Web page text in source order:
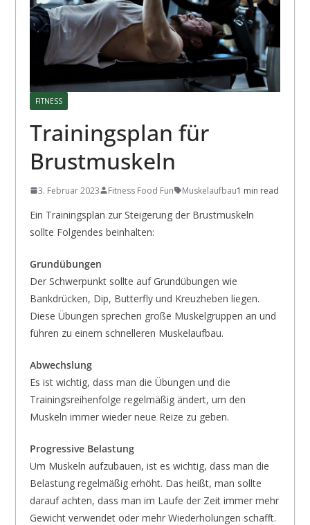
FITNESS
Trainingsplan für
Brustmuskeln
3. Februar 2023 Fitness Food Fun Muskelaufbau1 min read
Ein Trainingsplan zur Steigerung der Brustmuskeln
sollte Folgendes beinhalten:
Grundübungen
Der Schwerpunkt sollte auf Grundübungen wie
Bankdrücken, Dip, Butterfly und Kreuzheben liegen.
Diese Übungen sprechen große Muskelgruppen an und
führen zu einem schnelleren Muskelaufbau.
Abwechslung
Es ist wichtig, dass man die Übungen und die
Trainingsreihenfolge regelmäßig ändert, um den
Muskeln immer wieder neue Reize zu geben.
Progressive Belastung
Um Muskeln aufzubauen, ist es wichtig, dass man die
Belastung regelmäßig erhöht. Das heißt, man sollte
darauf achten, dass man im Laufe der Zeit immer mehr
Gewicht verwendet oder mehr Wiederholungen schafft.